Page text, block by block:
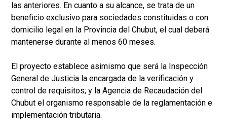
las anteriores. En cuanto a su alcance, se trata de un
beneficio exclusivo para sociedades constituidas o con
domicilio legal en la Provincia del Chubut, el cual deberá
mantenerse durante al menos 60 meses.
El proyecto establece asimismo que será la Inspección
General de Justicia la encargada de la verificación y
control de requisitos; y la Agencia de Recaudación del
Chubut el organismo responsable de la reglamentación e
implementación tributaria.